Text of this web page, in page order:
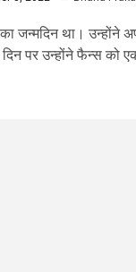
जन्मदिन था। उन्होंने
पर उन्होंने फैन्स को